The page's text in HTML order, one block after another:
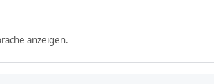
anzeigen.